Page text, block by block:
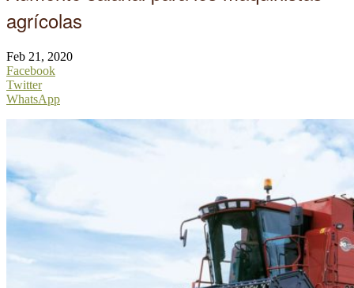
agrícolas
Feb 21, 2020
Facebook
Twitter
WhatsApp